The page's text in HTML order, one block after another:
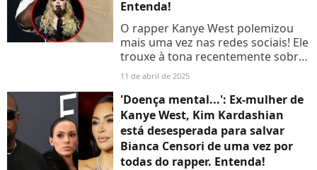
Entenda!
O rapper Kanye West polemizou
mais uma vez nas redes sociais! Ele
trouxe à tona recentemente sobre
a relação com a cantora Madonna,
e ainda disparou contra Kim
Kardashian. Entenda!
11 de abril de 2025
'Doença mental...': Ex-mulher de
Kanye West, Kim Kardashian
está desesperada para salvar
Bianca Censori de uma vez por
todas do rapper. Entenda!